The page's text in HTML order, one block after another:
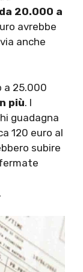
da 20.000 a
avrebbe
anche
a 25.000
più. I
guadagna
120 euro al
subire
.